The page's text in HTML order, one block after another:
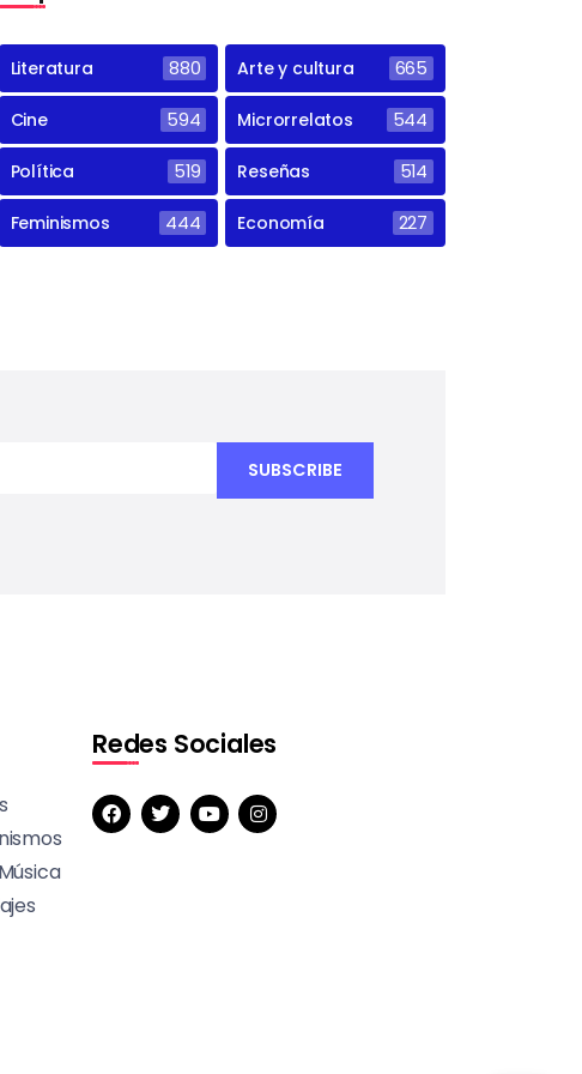
Literatura 880 Arte y cultura 665
Cine 594 Microrrelatos 544
Política 519 Reseñas 514
Feminismos 444 Economía 227
Música
Redes Sociales